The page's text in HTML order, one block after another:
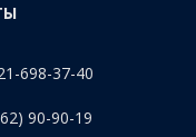
698-37-40
90-90-19